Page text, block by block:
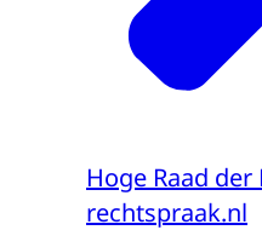
Hoge Raad
rechtspraak.nl